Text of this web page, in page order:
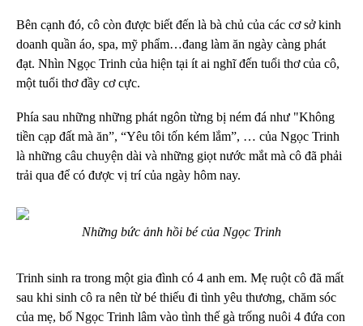
Bên cạnh đó, cô còn được biết đến là bà chủ của các cơ sở kinh
doanh quần áo, spa, mỹ phẩm…đang làm ăn ngày càng phát
đạt. Nhìn Ngọc Trinh của hiện tại ít ai nghĩ đến tuổi thơ của cô,
một tuổi thơ đầy cơ cực.
Phía sau những những phát ngôn từng bị ném đá như "Không
tiền cạp đất mà ăn”, “Yêu tôi tốn kém lắm”, … của Ngọc Trinh
là những câu chuyện dài và những giọt nước mắt mà cô đã phải
trải qua để có được vị trí của ngày hôm nay.
Những bức ảnh hồi bé của Ngọc Trinh
Trinh sinh ra trong một gia đình có 4 anh em. Mẹ ruột cô đã mất
sau khi sinh cô ra nên từ bé thiếu đi tình yêu thương, chăm sóc
của mẹ, bố Ngọc Trinh lâm vào tình thế gà trống nuôi 4 đứa con